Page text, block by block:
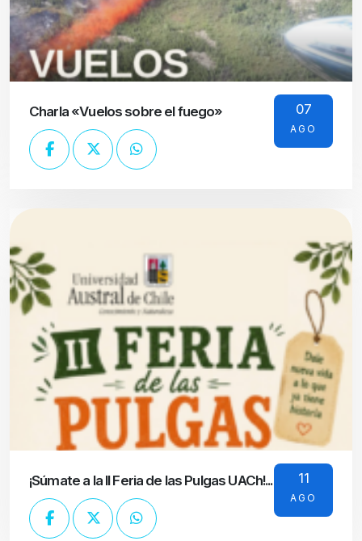
07
AGO
Charla «Vuelos sobre el fuego»
11
AGO
¡Súmate a la II Feria de las Pulgas UACh!...